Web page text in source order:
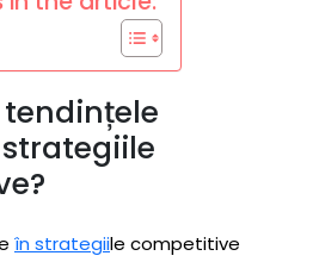
în strategiile competitive